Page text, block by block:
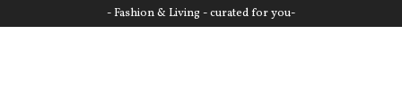
- Fashion & Living - curated for you-